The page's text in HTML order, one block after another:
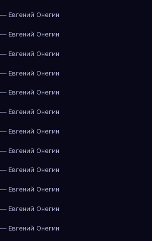
Евгений Онегин
Евгений Онегин
Евгений Онегин
Евгений Онегин
Евгений Онегин
Евгений Онегин
Евгений Онегин
Евгений Онегин
Евгений Онегин
Евгений Онегин
Евгений Онегин
Евгений Онегин